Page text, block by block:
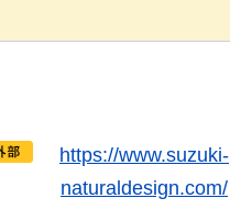
https://www.suzuki-
naturaldesign.com/